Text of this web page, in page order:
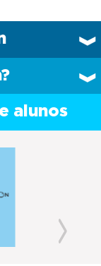
alunos